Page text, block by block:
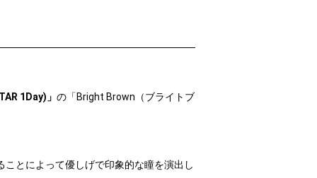
1Day)」 の「Bright Brown（ブライトブ
とによって優しげで印象的な瞳を演出し